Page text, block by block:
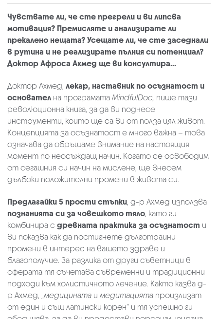
Чувствате ли, че сте прегрели и ви липсва
мотивация? Премисляте и анализирате ли
прекалено нещата? Усещате ли, че сте заседнали
в рутина и не реализирате пълния си потенциал?
Доктор Афроса Ахмед ще ви консултира...
Доктор Ахмед, лекар, наставник по осъзнатост и
основателна програматаMindfulDoc, пише тази
революционна книга, за да ви поднесе
инструменти, които ще са ви от полза цял живот.
Концепцията за осъзнатост е много важна – това
означава да обръщаме внимание на настоящия
момент по неосъждащ начин. Когато се освободим
от сегашния си начин на мислене, ще внесем
дълбоки положителни промени в живота си.
Предлагайки 5 прости стъпки, д-р Ахмед използва
познанията си за човешкото тяло, като ги
комбинира с древната практика за осъзнатост и
ви показва как да постигнете дълготрайни
промени в интерес на вашето здраве и
благополучие. За разлика от други съветници в
сферата тя съчетава съвременни и традиционни
подходи към холистичното лечение. Както казва д-
р Ахмед, „медицината и медитацията произлизат
от един и същ латински корен“ и тя успешно ги